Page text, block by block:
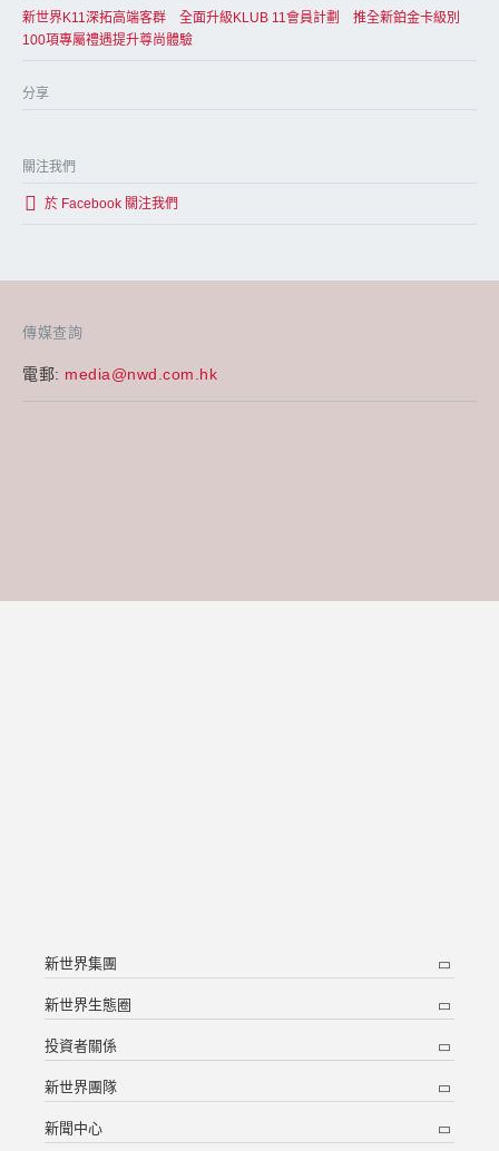
傳媒查詢
電郵: media@nwd.com.hk
新世界K11深拓高端客群 全面升級KLUB 11會員計劃 推全新鉑金卡級別
100項專屬禮遇提升尊尚體驗
分享
關注我們
於 Facebook 關注我們
新世界集團
新世界生態圈
投資者關係
新世界團隊
新聞中心